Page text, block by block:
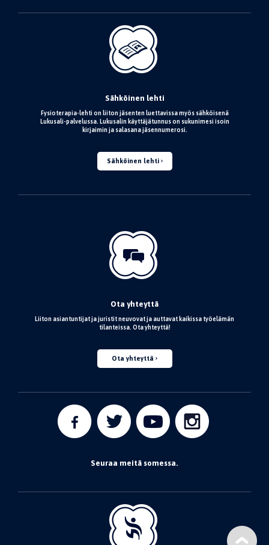
Sähköinen lehti
Fysioterapia-lehti on liiton jäsenten luettavissa myös sähköisenä
Lukusali-palvelussa. Lukusalin käyttäjätunnus on sukunimesi isoin
kirjaimin ja salasana jäsennumerosi.
Sähköinen lehti
Ota yhteyttä
Liiton asiantuntijat ja juristit neuvovat ja auttavat kaikissa työelämän
tilanteissa. Ota yhteyttä!
Ota yhteyttä
Seuraa meitä somessa.